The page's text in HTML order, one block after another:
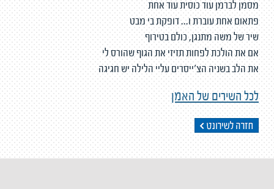
מסמן לברמן עוד כוסית עוד אחת
פתאום אחת עוברת ו... דופקת בי מבט
שיר של משה מתנגן, כולם בטירוף
אם את הולכת לפחות תזיזי את הגוף שהורס לי
את הלב בשניה הצ'ייסרים עליי הלילה יש חגיגה
לכל השירים של האמן